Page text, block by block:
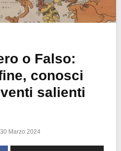
o Falso:
conosci
salienti
30 Marzo 2024